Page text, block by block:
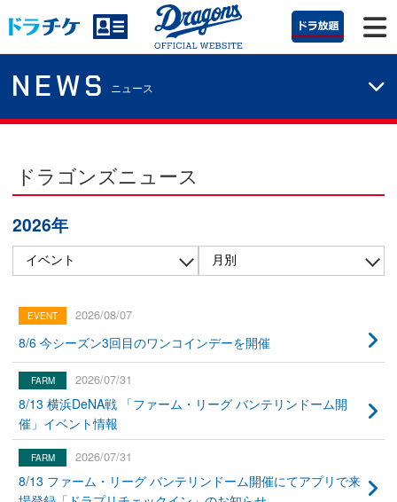
NEWS ニュース
ドラゴンズニュース
2026年
2026/08/07
8/6 今シーズン3回目のワンコインデーを開催
2026/07/31
8/13 横浜DeNA戦 「ファーム・リーグ バンテリンドーム開
催」イベント情報
2026/07/31
8/13 ファーム・リーグ バンテリンドーム開催にてアプリで来